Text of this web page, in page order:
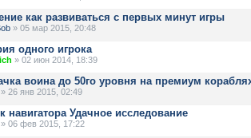
как развиваться с первых минут игры
» 05 мар 2015, 20:48
одного игрока
» 02 июн 2014, 18:39
воина до 50го уровня на премиум
» 26 янв 2015, 02:49
навигатора Удачное исследование
» 06 фев 2015, 17:22